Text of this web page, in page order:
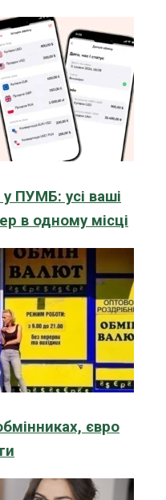
у ПУМБ: усі ваші
в одному місці
євро